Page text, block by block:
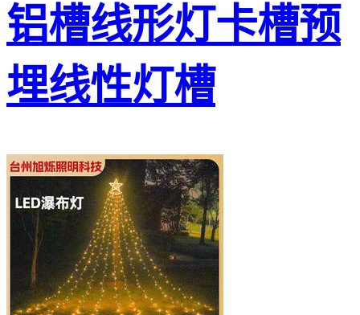
铝槽线形灯卡槽预
埋线性灯槽